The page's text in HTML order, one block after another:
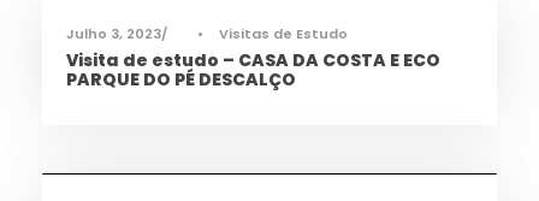
Julho 3, 2023 • Visitas de Estudo
Visita de estudo – CASA DA COSTA E ECO
PARQUE DO PÉ DESCALÇO